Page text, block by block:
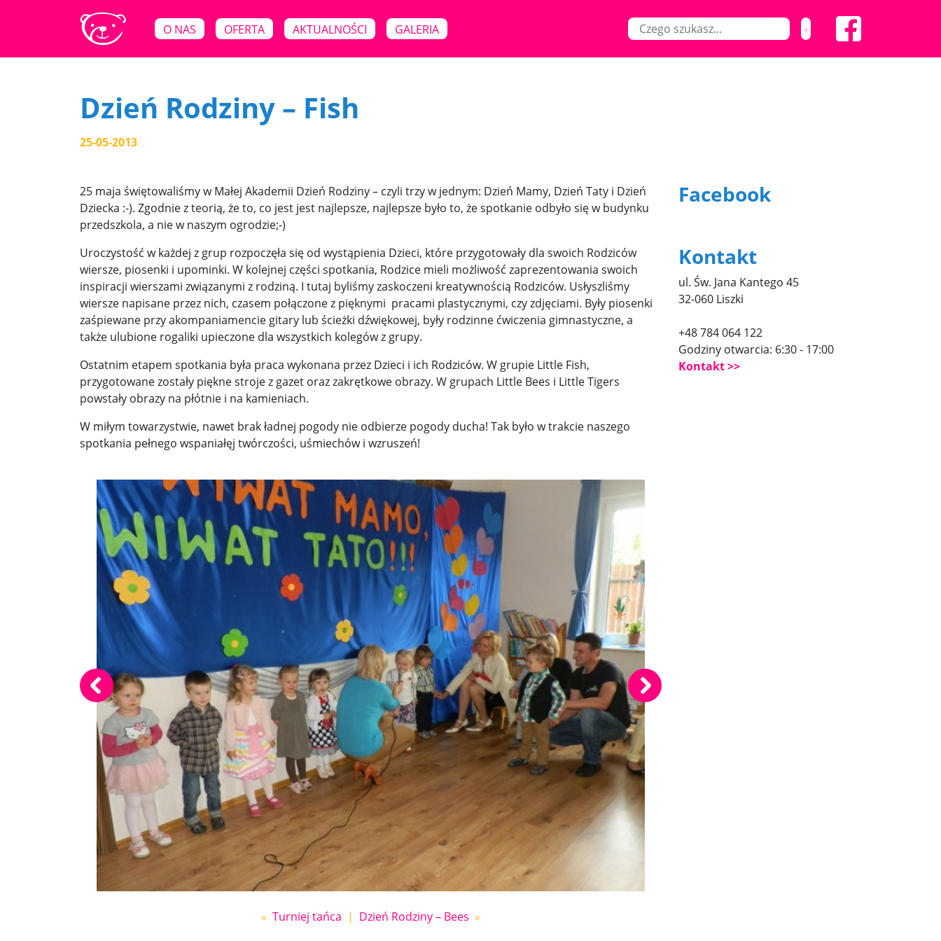
O NAS OFERTA AKTUALNOŚCI GALERIA
Dzień Rodziny – Fish
25-05-2013
25 maja świętowaliśmy w Małej Akademii Dzień Rodziny – czyli trzy w jednym: Dzień Mamy, Dzień Taty i Dzień
Dziecka :-). Zgodnie z teorią, że to, co jest jest najlepsze, najlepsze było to, że spotkanie odbyło się w budynku
przedszkola, a nie w naszym ogrodzie;-)
Uroczystość w każdej z grup rozpoczęła się od wystąpienia Dzieci, które przygotowały dla swoich Rodziców
wiersze, piosenki i upominki. W kolejnej części spotkania, Rodzice mieli możliwość zaprezentowania swoich
inspiracji wierszami związanymi z rodziną. I tutaj byliśmy zaskoczeni kreatywnością Rodziców. Usłyszliśmy
wiersze napisane przez nich, czasem połączone z pięknymi pracami plastycznymi, czy zdjęciami. Były piosenki
zaśpiewane przy akompaniamencie gitary lub ścieżki dźwiękowej, były rodzinne ćwiczenia gimnastyczne, a
także ulubione rogaliki upieczone dla wszystkich kolegów z grupy.
Ostatnim etapem spotkania była praca wykonana przez Dzieci i ich Rodziców. W grupie Little Fish,
przygotowane zostały piękne stroje z gazet oraz zakrętkowe obrazy. W grupach Little Bees i Little Tigers
powstały obrazy na płótnie i na kamieniach.
W miłym towarzystwie, nawet brak ładnej pogody nie odbierze pogody ducha! Tak było w trakcie naszego
spotkania pełnego wspaniałęj twórczości, uśmiechów i wzruszeń!
« Turniej tańca | Dzień Rodziny – Bees »
Facebook
Kontakt
ul. Św. Jana Kantego 45
32-060 Liszki
+48 784 064 122
Godziny otwarcia: 6:30 - 17:00
Kontakt